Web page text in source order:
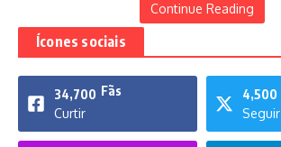
Karl Marx e Friedrich Engels
Continue Reading
Ícones sociais
34,700 Fãs
Curtir
4,500
Seguir